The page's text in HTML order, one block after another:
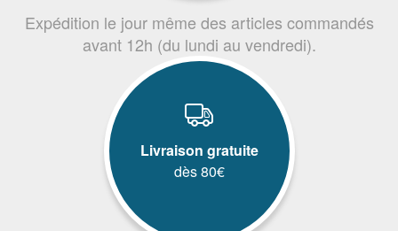
Expédition le jour même des articles commandés
avant 12h (du lundi au vendredi).
Livraison gratuite
dès 80€